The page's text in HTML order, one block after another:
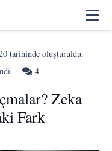
tarihinde oluşturuldu.
4Yorum
Zeka
Fark